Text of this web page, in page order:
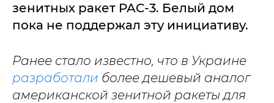
зенитных ракет PAC-3. Белый дом
пока не поддержал эту инициативу.
Ранее стало известно, что в Украине
разработали более дешевый аналог
американской зенитной ракеты для